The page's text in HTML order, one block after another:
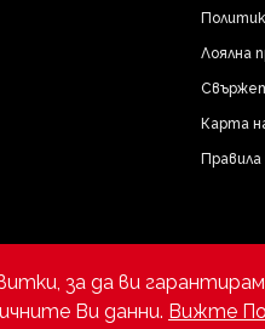
за да ви
Ви данни. Вижте
Лоялна
Карта
Правила